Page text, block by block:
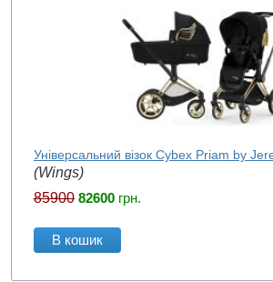
Універсальний візок Cybex Priam by
(Wings)
85900 82600 грн.
В кошик